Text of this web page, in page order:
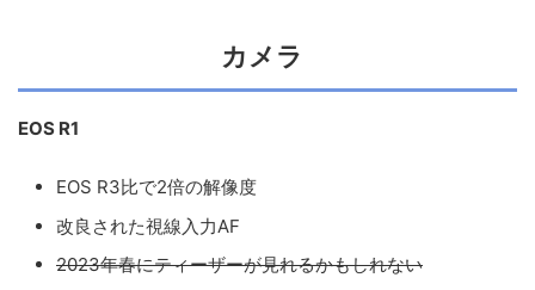
カメラ
EOS R1
EOS R3比で2倍の解像度
改良された視線入力AF
2023年春にティーザーが見れるかもしれない